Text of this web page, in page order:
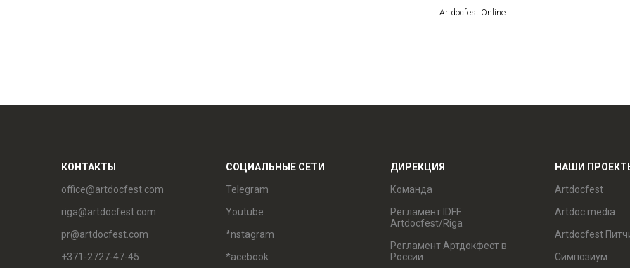
Artdocfest Online
КОНТАКТЫ
office@artdocfest.com
riga@artdocfest.com
pr@artdocfest.com
+371-2727-47-45
СОЦИАЛЬНЫЕ СЕТИ
Telegram
Youtube
*nstagram
*acebook
ДИРЕКЦИЯ
Команда
Регламент IDFF
Artdocfest/Riga
Регламент Артдокфест в
России
НАШИ
Artdocfest
Artdoc.media
Artdocfest
Симпозиум